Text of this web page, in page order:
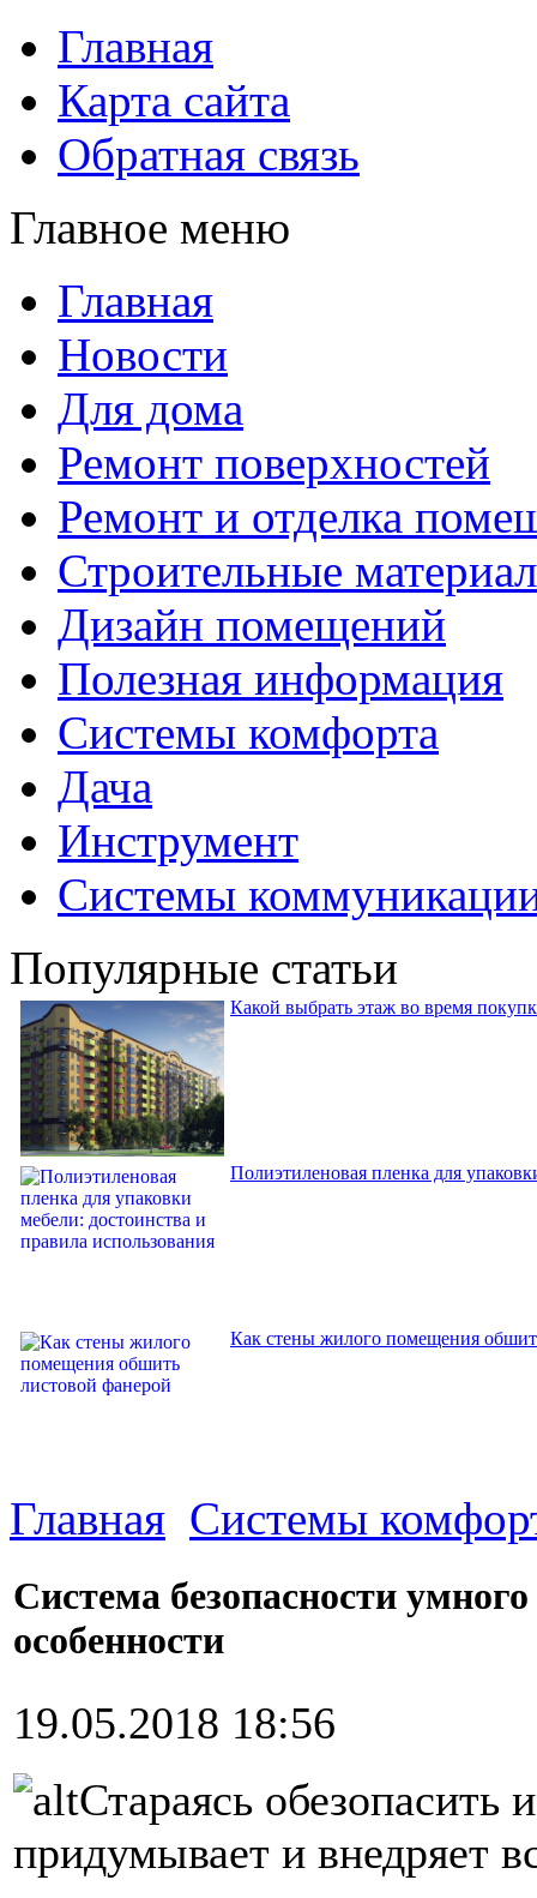
Главная
Карта сайта
Обратная связь
Главное меню
Главная
Новости
Для дома
Ремонт поверхностей
Ремонт и отделка
Строительные
Дизайн помещений
Полезная информация
Системы комфорта
Дача
Инструмент
Системы
Популярные статьи
Какой выбрать этаж во время
Полиэтиленовая пленка для
Как стены жилого помещения
Главная Системы
Система безопасности
особенности
19.05.2018 18:56
Стараясь
придумывает и внедряет